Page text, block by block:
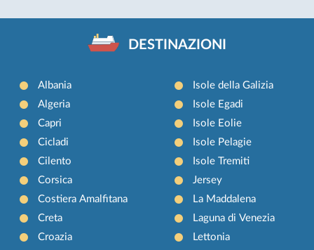
DESTINAZIONI
Albania
Algeria
Capri
Cicladi
Cilento
Corsica
Costiera Amalfitana
Creta
Croazia
Isole della Galizia
Isole Egadi
Isole Eolie
Isole Pelagie
Isole Tremiti
Jersey
La Maddalena
Laguna di Venezia
Lettonia